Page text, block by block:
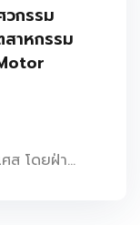
กรรม
าหกรรม
ส โดยฝ่า...